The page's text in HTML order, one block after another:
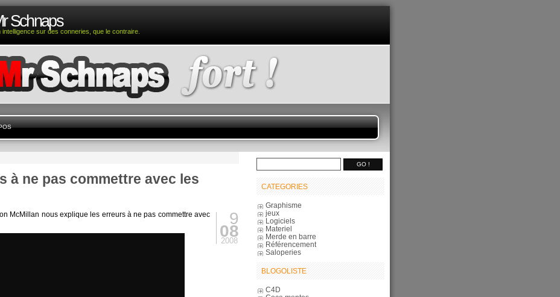
Schnaps
sur des conneries, que le contraire.
à ne pas commettre avec les
9
08
2008
McMillan nous explique les erreurs à ne pas commettre avec
CATEGORIES
Graphisme
jeux
Logiciels
Materiel
Merde en barre
Référencement
Saloperies
BLOGOLISTE
C4D